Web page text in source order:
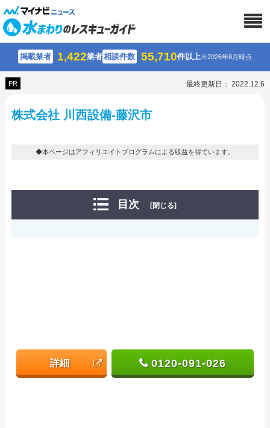
掲載業者 1,422業者相談件数 55,710件以上※2026年8月時点
PR 最終更新日： 2022.12.6
株式会社 川西設備-藤沢市
◆本ページはアフィリエイトプログラムによる収益を得ています。
目次 [閉じる]
詳細 0120-091-026